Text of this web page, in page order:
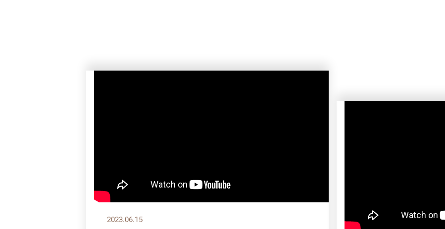
2023.06.15